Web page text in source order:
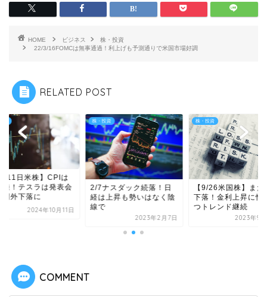
HOME ビジネス
株・投資
22/3/16FOMCは無事通過！利上げも予測通りで米国市場好調
RELATED POST
11日米株】CPIは
陸！テスラは発表会
間外下落に
2024年10月11日
株・投資
2/7ナスダック続落！日
経は上昇も勢いはなく陰
線で
2023年2月7日
株・投資
【9/26米国株】まだ
下落！金利上昇に怯
つトレンド継続
2023年9
COMMENT